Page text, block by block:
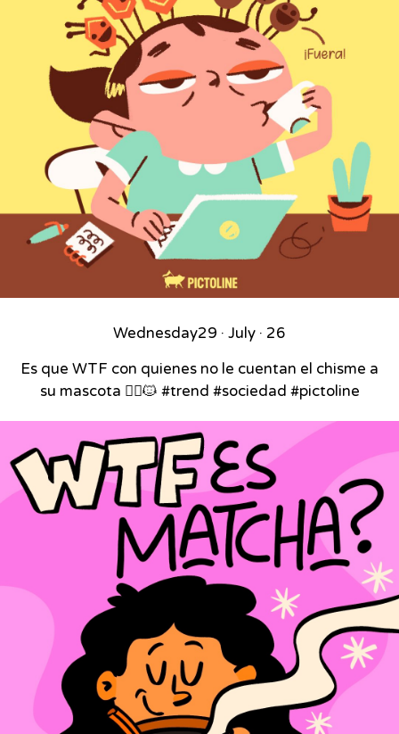
Wednesday29 · July · 26
Es que WTF con quienes no le cuentan el chisme a
su mascota 🙂‍↕️🐱 #trend #sociedad #pictoline